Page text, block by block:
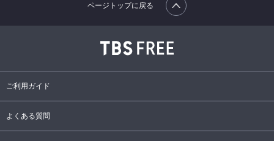
ご利用ガイド
よくある質問
ページトップに戻る